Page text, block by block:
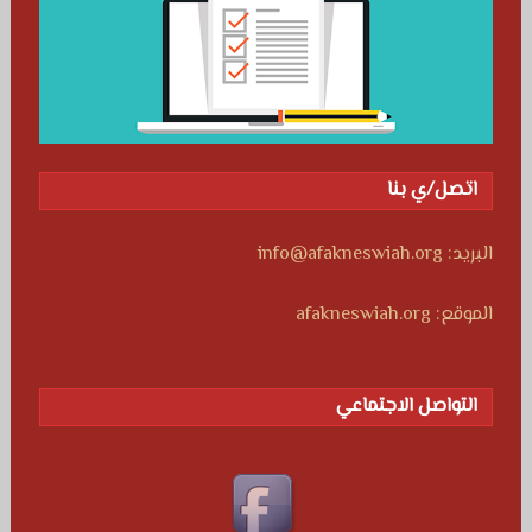
اتصل/ي بنا
البريد: info@afakneswiah.org
الموقع: afakneswiah.org
التواصل الاجتماعي